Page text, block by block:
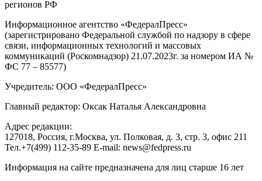
регионов РФ
Информационное агентство «ФедералПресс»
(зарегистрировано Федеральной службой по надзору в сфере
связи, информационных технологий и массовых
коммуникаций (Роскомнадзор) 21.07.2023г. за номером ИА №
ФС 77 – 85577)
Учредитель: ООО «ФедералПресс»
Главный редактор: Оксак Наталья Александровна
Адрес редакции:
127018, Россия, г.Москва, ул. Полковая, д. 3, стр. 3, офис 211
Тел.+7(499) 112-35-89 E-mail: news@fedpress.ru
Информация на сайте предназначена для лиц старше 16 лет